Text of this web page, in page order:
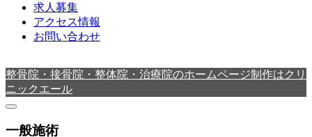
求人募集
アクセス情報
お問い合わせ
整骨院・接骨院・整体院・治療院のホームページ制作はクリ
ニックエール
一般施術